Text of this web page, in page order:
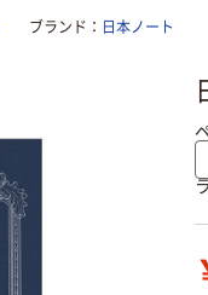
ブランド 日本ノート